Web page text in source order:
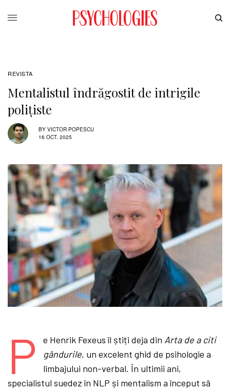
REVISTA
Mentalistul îndrăgostit de intrigile
polițiste
BY VICTOR POPESCU
16 OCT. 2025
P e Henrik Fexeus îl știți deja din Arta de a citi
gândurile, un excelent ghid de psihologie a
limbajului non-verbal. În ultimii ani,
specialistul suedez în NLP și mentalism a început să